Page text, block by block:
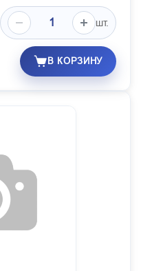
шт.
В КОРЗИНУ